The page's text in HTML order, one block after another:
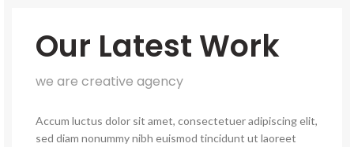
Our Latest Work
we are creative agency
Accum luctus dolor sit amet, consectetuer adipiscing elit,
sed diam nonummy nibh euismod tincidunt ut laoreet